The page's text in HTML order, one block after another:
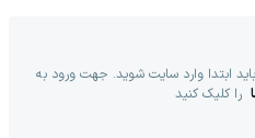
ابتدا وارد سایت شوید. جهت ورود به
را کلیک کنید